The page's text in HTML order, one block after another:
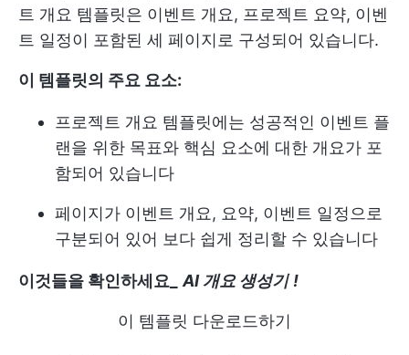
트 개요 템플릿은 이벤트 개요, 프로젝트 요약, 이벤
트 일정이 포함된 세 페이지로 구성되어 있습니다.
이 템플릿의 주요 요소:
프로젝트 개요 템플릿에는 성공적인 이벤트 플
랜을 위한 목표와 핵심 요소에 대한 개요가 포
함되어 있습니다
페이지가 이벤트 개요, 요약, 이벤트 일정으로
구분되어 있어 보다 쉽게 정리할 수 있습니다
이것들을 확인하세요_ AI 개요 생성기 !
이 템플릿 다운로드하기